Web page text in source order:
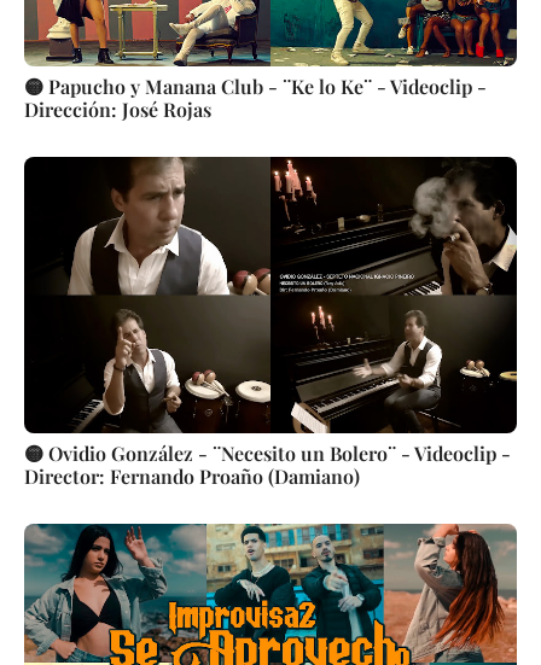
🟡 Papucho y Manana Club - ¨Ke lo Ke¨ - Videoclip -
Dirección: José Rojas
🟡 Ovidio González - ¨Necesito un Bolero¨ - Videoclip -
Director: Fernando Proaño (Damiano)